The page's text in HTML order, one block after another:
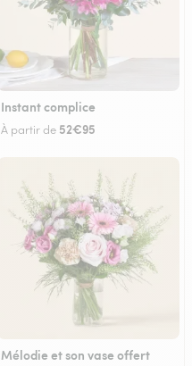
Instant complice
À partir de 52€95
Mélodie et son vase offert